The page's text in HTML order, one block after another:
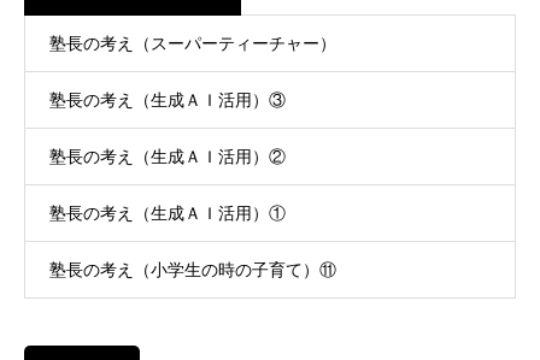
塾長の考え（スーパーティーチャー）
塾長の考え（生成ＡＩ活用）③
塾長の考え（生成ＡＩ活用）②
塾長の考え（生成ＡＩ活用）①
塾長の考え（小学生の時の子育て）⑪